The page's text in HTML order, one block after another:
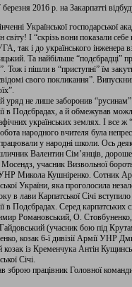
2016 р. на Закарпатті
Української господарської
світу! І “скрізь вони показали
так і до українського інженера
Та найбільше “подєбрадці”
Тож і пішли в “приступні” їм
свого покликання”.
уряд не лише заборонив “русинам”
в Подєбрадах, а й обмежував
українських землях. І все
народного вчителя була
у народні школи. Ось
Валентин Сім’янців,
Мосендз, учасник Визвольної
Микола Кушніренко. Сотник
України, яка проголосила
в лави Карпатської Січі
в Подєбрадах. Серед
Романовський, О.
(учасник бою під
козак 6-ї дивізії Армії УНР
козак із Кременчука Антін
Січі.
зброю працівник Головної